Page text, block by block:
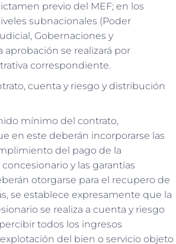
previo del MEF; en los
subnacionales (Poder
Gobernaciones y
aprobación se realizará por
correspondiente.
cuenta y riesgo y distribución
mínimo del contrato,
en este deberán incorporarse las
del pago de la
y las garantías
otorgarse para el recupero de
se establece expresamente que la
se realiza a cuenta y riesgo
todos los ingresos
del bien o servicio objeto